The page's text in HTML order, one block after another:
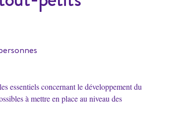
essentiels concernant le développement du
à mettre en place au niveau des